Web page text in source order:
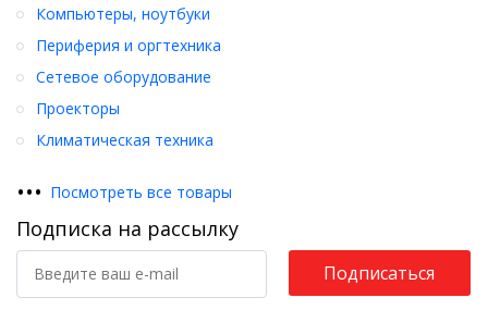
Компьютеры, ноутбуки
Периферия и оргтехника
Сетевое оборудование
Проекторы
Климатическая техника
••• Посмотреть все товары
Подписка на рассылку
Подписаться